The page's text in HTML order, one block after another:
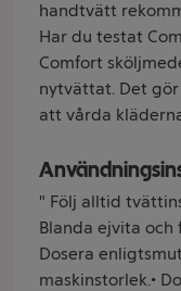
handtvätt
Har du testat
Comfort
nytvättat. Det
att vårda
" Följ alltid
Blanda ejvita
Dosera
maskinstorlek.•